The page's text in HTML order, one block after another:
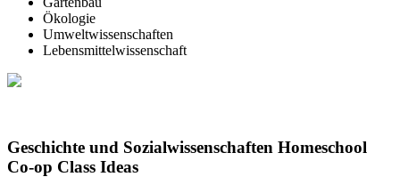
Ökologie
Umweltwissenschaften
Lebensmittelwissenschaft
Geschichte und Sozialwissenschaften Homeschool
Co-op Class Ideas